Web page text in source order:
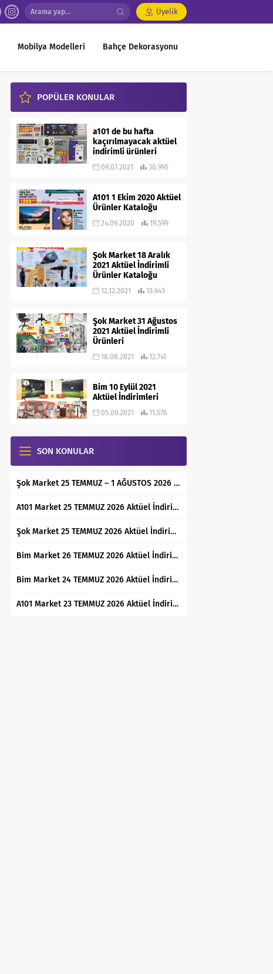
Üyelik
Mobilya Modelleri Bahçe Dekorasyonu
POPÜLER KONULAR
a101 de bu hafta
kaçırılmayacak aktüel
indirimli ürünleri
09.07.2021 30.995
A101 1 Ekim 2020 Aktüel
Ürünler Kataloğu
24.09.2020 19.599
Şok Market 18 Aralık
2021 Aktüel İndirimli
Ürünler Kataloğu
12.12.2021 13.643
Şok Market 31 Ağustos
2021 Aktüel İndirimli
Ürünleri
18.08.2021 12.741
Bim 10 Eylül 2021
Aktüel İndirimleri
05.09.2021 11.576
SON KONULAR
Şok Market 25 TEMMUZ – 1 AĞUSTOS 2026 Aktüel İndirimli Ürünler Kataloğu
A101 Market 25 TEMMUZ 2026 Aktüel İndirimli Ürünler Kataloğu
Şok Market 25 TEMMUZ 2026 Aktüel İndirimli Ürünler Kataloğu
Bim Market 26 TEMMUZ 2026 Aktüel İndirimli Ürünler Kataloğu
Bim Market 24 TEMMUZ 2026 Aktüel İndirimli Ürünler Kataloğu
A101 Market 23 TEMMUZ 2026 Aktüel İndirimli Ürünler Kataloğu